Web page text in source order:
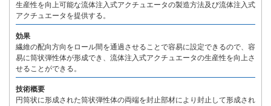
生産性を向上可能な流体注入式アクチュエータの製造方法及び流体注入式
アクチュエータを提供する。
効果
繊維の配向方向をロール間を通過させることで容易に設定できるので、容
易に筒状弾性体が形成でき、流体注入式アクチュエータの生産性を向上さ
せることができる。
技術概要
円筒状に形成された筒状弾性体の両端を封止部材により封止して形成され